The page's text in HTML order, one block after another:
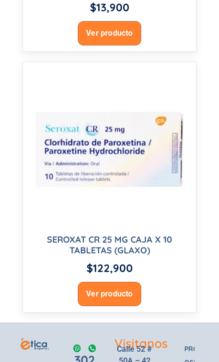
$13,900
Ver producto
SEROXAT CR 25 MG CAJA X 10
TABLETAS (GLAXO)
$122,900
Ver producto
Visitanos
Calle 52 #